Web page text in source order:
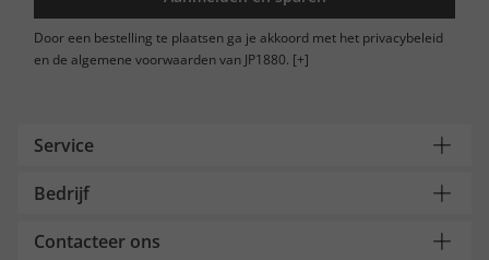
Door een bestelling te plaatsen ga je akkoord met het privacybeleid
en de algemene voorwaarden van JP1880. [+]
Service
Bedrijf
Contacteer ons